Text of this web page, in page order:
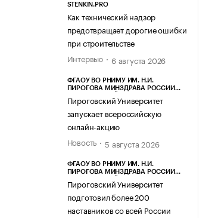
STENKIN.PRO
Как технический надзор
предотвращает дорогие ошибки
при строительстве
Интервью
6 августа 2026
ФГАОУ ВО РНИМУ ИМ. Н.И.
ПИРОГОВА МИНЗДРАВА РОССИИ
Пироговский Университет
запускает всероссийскую
онлайн-акцию
Новость
5 августа 2026
ФГАОУ ВО РНИМУ ИМ. Н.И.
ПИРОГОВА МИНЗДРАВА РОССИИ
Пироговский Университет
подготовил более 200
наставников со всей России